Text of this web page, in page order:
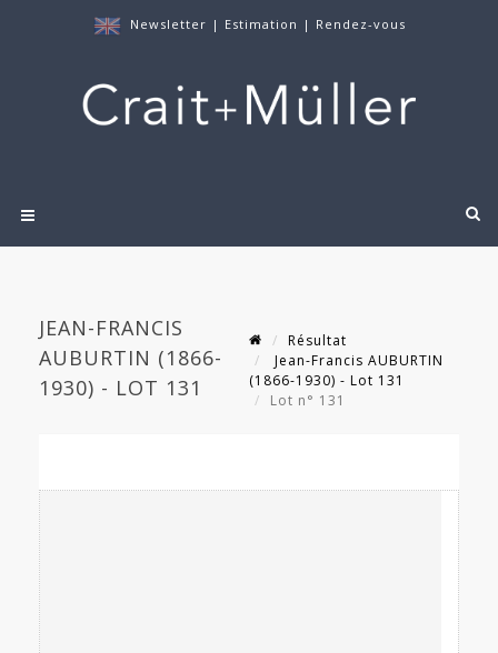
Newsletter | Estimation | Rendez-vous
JEAN-FRANCIS
AUBURTIN (1866-
1930) - LOT 131
Résultat
Jean-Francis AUBURTIN
(1866-1930) - Lot 131
Lot n° 131